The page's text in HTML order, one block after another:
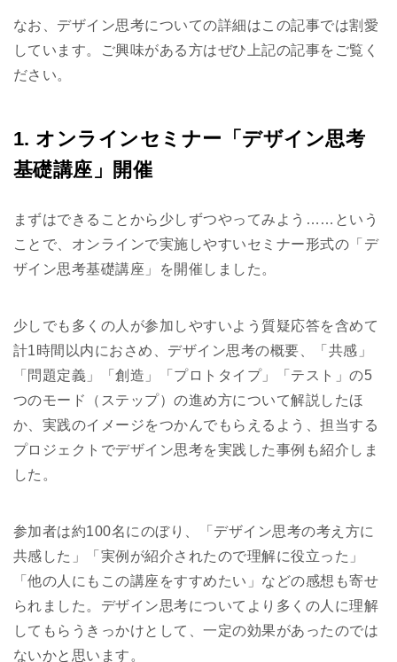
なお、デザイン思考についての詳細はこの記事では割愛
しています。ご興味がある方はぜひ上記の記事をご覧く
ださい。
1. オンラインセミナー「デザイン思考
基礎講座」開催
まずはできることから少しずつやってみよう……という
ことで、オンラインで実施しやすいセミナー形式の「デ
ザイン思考基礎講座」を開催しました。
少しでも多くの人が参加しやすいよう質疑応答を含めて
計1時間以内におさめ、デザイン思考の概要、「共感」
「問題定義」「創造」「プロトタイプ」「テスト」の5
つのモード（ステップ）の進め方について解説したほ
か、実践のイメージをつかんでもらえるよう、担当する
プロジェクトでデザイン思考を実践した事例も紹介しま
した。
参加者は約100名にのぼり、「デザイン思考の考え方に
共感した」「実例が紹介されたので理解に役立った」
「他の人にもこの講座をすすめたい」などの感想も寄せ
られました。デザイン思考についてより多くの人に理解
してもらうきっかけとして、一定の効果があったのでは
ないかと思います。